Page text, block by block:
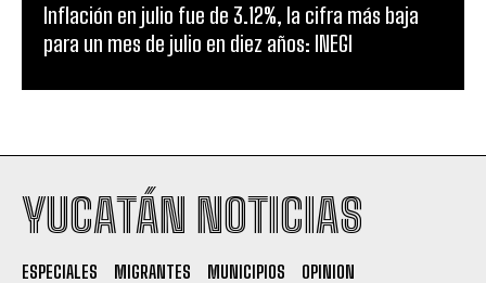
Inflación en julio fue de 3.12%, la cifra más baja
para un mes de julio en diez años: INEGI
YUCATÁN NOTICIAS
ESPECIALES MIGRANTES MUNICIPIOS
OPINION